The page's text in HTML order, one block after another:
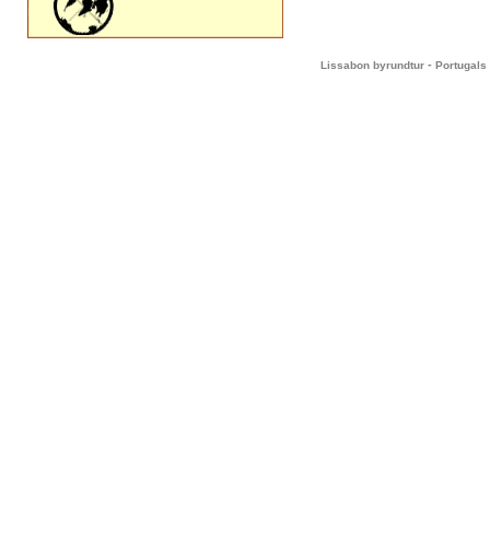
Lissabon byrundtur - Portugals